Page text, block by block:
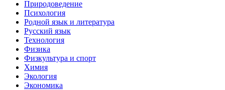
Природоведение
Психология
Родной язык и литература
Русский язык
Технология
Физика
Физкультура и спорт
Химия
Экология
Экономика